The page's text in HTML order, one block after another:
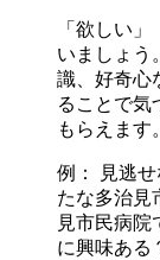
「欲しい
いましょう
識、好奇心
ることで気
もらえます。
例： 見逃
たな多治見
見市民病院
に興味ある